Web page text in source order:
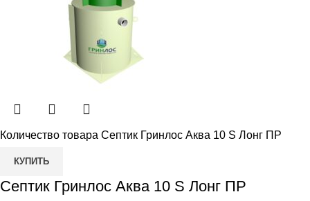
Количество товара Септик Гринлос Аква 10 S Лонг ПР
КУПИТЬ
Септик Гринлос Аква 10 S Лонг ПР